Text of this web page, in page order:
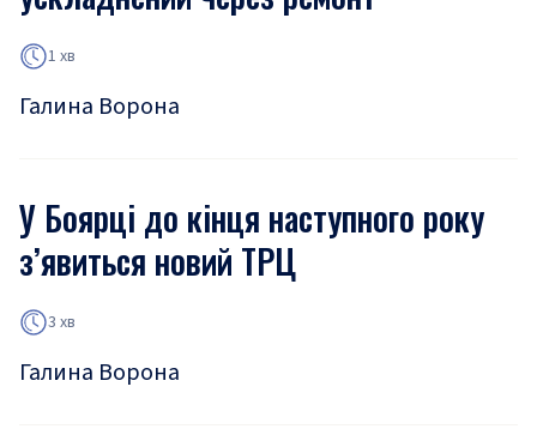
1 хв
Галина Ворона
У Боярці до кінця наступного року
з’явиться новий ТРЦ
3 хв
Галина Ворона